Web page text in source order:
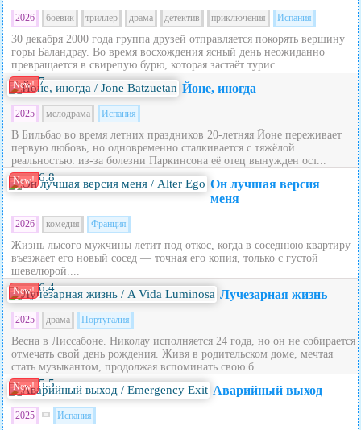
2026 боевик триллер драма детектив приключения Испания
30 декабря 2000 года группа друзей отправляется покорять вершину
горы Баландрау. Во время восхождения ясный день неожиданно
превращается в свирепую бурю, которая застаёт турис...
New! 7 Йоне, иногда
2025 мелодрама Испания
В Бильбао во время летних праздников 20‑летняя Йоне переживает
первую любовь, но одновременно сталкивается с тяжёлой
реальностью: из‑за болезни Паркинсона её отец вынужден ост...
New! 6.8
Он лучшая версия
меня
2026 комедия Франция
Жизнь лысого мужчины летит под откос, когда в соседнюю квартиру
въезжает его новый сосед — точная его копия, только с густой
шевелюрой....
New! 6.4 Лучезарная жизнь
2025 драма Португалия
Весна в Лиссабоне. Николау исполняется 24 года, но он не собирается
отмечать свой день рождения. Живя в родительском доме, мечтая
стать музыкантом, продолжая вспоминать свою б...
New! 5.5 Аварийный выход
2025 Испания